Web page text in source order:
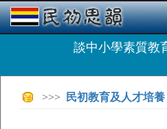
談中小學素質教
>>> 民初教育及人才培養